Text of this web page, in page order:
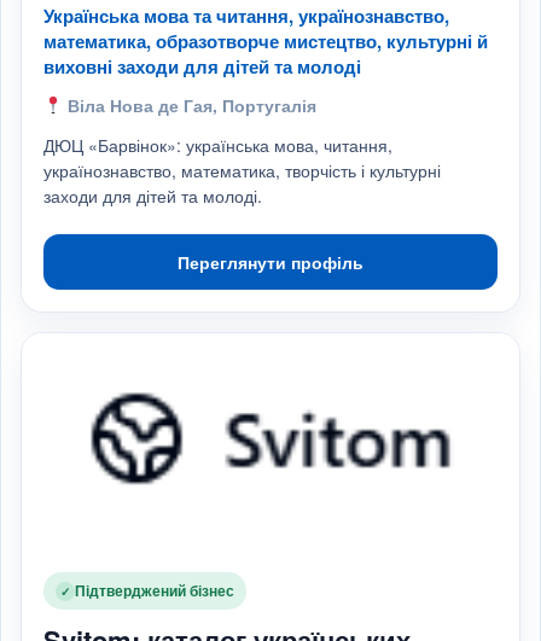
Українська мова та читання, українознавство,
математика, образотворче мистецтво, культурні й
виховні заходи для дітей та молоді
Віла Нова де Гая, Португалія
ДЮЦ «Барвінок»: українська мова, читання,
українознавство, математика, творчість і культурні
заходи для дітей та молоді.
Переглянути профіль
✓ Підтверджений бізнес